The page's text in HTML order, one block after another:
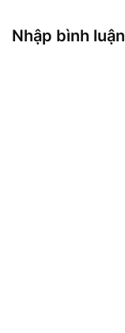
Nhập bình luận